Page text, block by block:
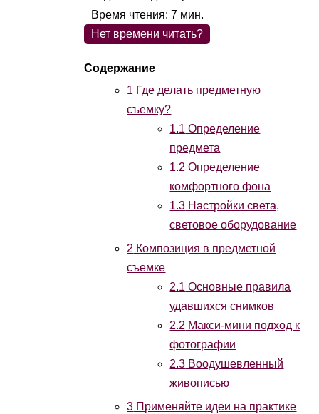
Нет времени читать?
1 Где делать предметную
съемку?
1.1 Определение
предмета
1.2 Определение
комфортного фона
1.3 Настройки света,
световое оборудование
2 Композиция в предметной
съемке
2.1 Основные правила
удавшихся снимков
2.2 Макси-мини подход к
фотографии
2.3 Воодушевленный
живописью
3 Применяйте идеи на практике
Время чтения:7 мин.